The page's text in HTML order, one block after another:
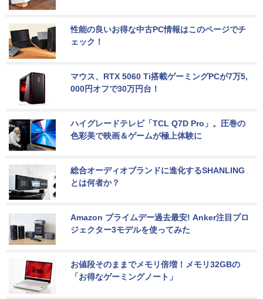
性能の良いお得な中古PC情報はこのページでチ
ェック！
マウス、RTX 5060 Ti搭載ゲーミングPCが7万5,
000円オフで30万円台！
ハイグレードテレビ「TCL Q7D Pro」。圧巻の
色彩美で映画＆ゲームが極上体験に
総合オーディオブランドに進化するSHANLING
とは何者か？
Amazon プライムデー過去最安! Anker注目プロ
ジェクター3モデルを使ってみた
お値段そのままでメモリ倍増！メモリ32GBの
「お得なゲーミングノート」